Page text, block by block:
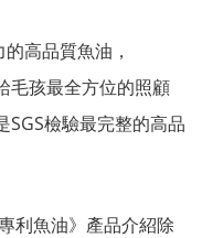
高品質魚油，
毛孩最全方位的照顧
SGS檢驗最完整的高品
利魚油》產品介紹除